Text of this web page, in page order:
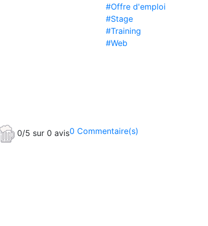
#Offre d'emploi
#Stage
#Training
#Web
0 Commentaire(s)
0/5 sur 0 avis